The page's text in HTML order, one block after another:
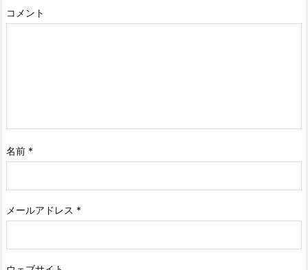
コメント
名前 *
メールアドレス *